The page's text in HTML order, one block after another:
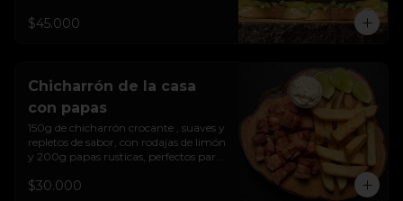
de piñas y pimientos asados.
$45.000
Chicharrón de la casa
con papas
150g de chicharrón crocante , suaves y
repletos de sabor, con rodajas de limón
y 200g papas rusticas, perfectos para
$30.000